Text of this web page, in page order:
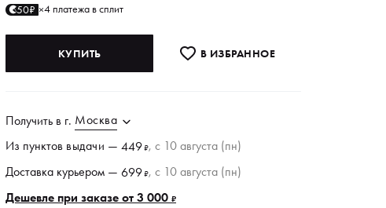
50₽ ×4 платежа в сплит
КУПИТЬ В ИЗБРАННОE
Получить в г. Москва
Из пунктов выдачи —449₽, c 10 августа (пн)
Доставка курьером —699₽, c 10 августа (пн)
Дешевле при заказе от 3 000₽